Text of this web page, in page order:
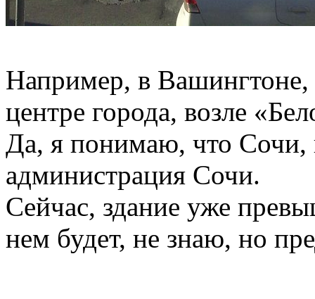
Например, в Вашингтоне,
центре города, возле
Да, я понимаю, что
администрация Сочи.
Сейчас, здание уже
нем будет, не знаю, но